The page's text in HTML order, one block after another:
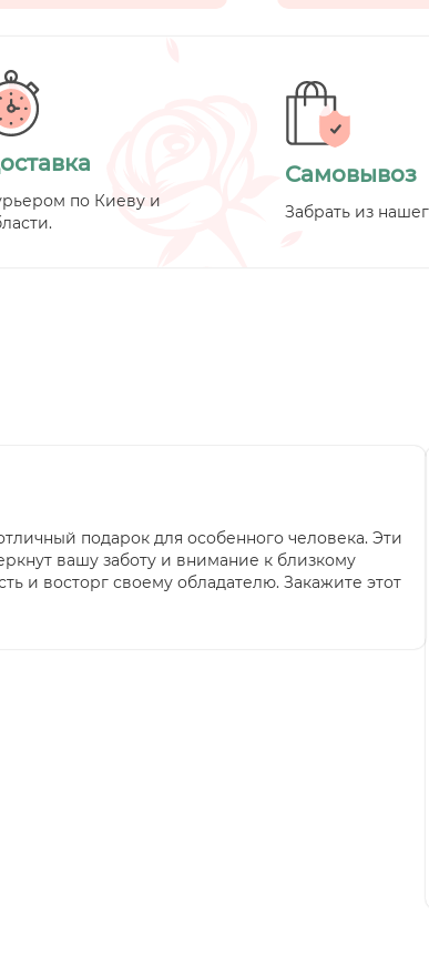
по Киеву и
Самовывоз
Забрать из
подарок для особенного человека. Эти
вашу заботу и внимание к близкому
и восторг своему обладателю. Закажите этот